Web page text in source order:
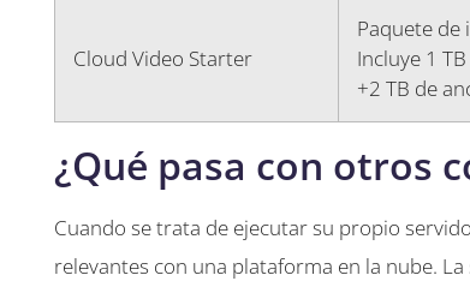
Cloud Video Starter
Paquete de
Incluye 1
+2 TB de
¿Qué pasa con otros
Cuando se trata de ejecutar su propio
relevantes con una plataforma en la nube.